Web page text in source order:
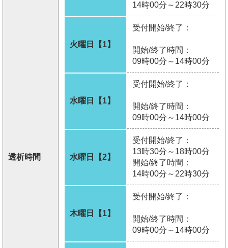
透析時間
14時00分～22時30分
火曜日【1】
受付開始/終了：
開始/終了時間：
09時00分～14時00分
水曜日【1】
受付開始/終了：
開始/終了時間：
09時00分～14時00分
水曜日【2】
受付開始/終了：
13時30分～18時00分
開始/終了時間：
14時00分～22時30分
木曜日【1】
受付開始/終了：
開始/終了時間：
09時00分～14時00分